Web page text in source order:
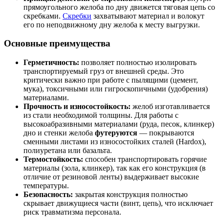
прямоугольного желоба по дну движется тяговая цепь со
скребками. Скребки захватывают материал и волокут
его по неподвижному дну желоба к месту выгрузки.
Основные преимущества
Герметичность: позволяет полностью изолировать
транспортируемый груз от внешней среды. Это
критически важно при работе с пылящими (цемент,
мука), токсичными или гигроскопичными (удобрения)
материалами.
Прочность и износостойкость: желоб изготавливается
из стали необходимой толщины. Для работы с
высокоабразивными материалами (руда, песок, клинкер)
дно и стенки желоба футеруются — покрываются
сменными листами из износостойких сталей (Hardox),
полиуретана или базальта.
Термостойкость: способен транспортировать горячие
материалы (зола, клинкер), так как его конструкция (в
отличие от резиновой ленты) выдерживает высокие
температуры.
Безопасность: закрытая конструкция полностью
скрывает движущиеся части (винт, цепь), что исключает
риск травматизма персонала.